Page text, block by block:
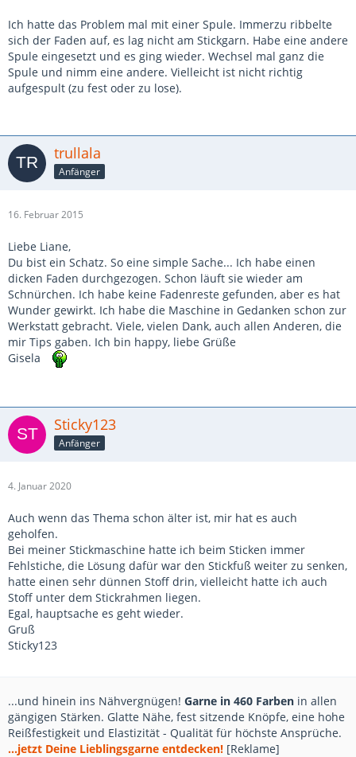
Ich hatte das Problem mal mit einer Spule. Immerzu ribbelte
sich der Faden auf, es lag nicht am Stickgarn. Habe eine andere
Spule eingesetzt und es ging wieder. Wechsel mal ganz die
Spule und nimm eine andere. Vielleicht ist nicht richtig
aufgespult (zu fest oder zu lose).
trullala
Anfänger
16. Februar 2015
Liebe Liane,
Du bist ein Schatz. So eine simple Sache... Ich habe einen
dicken Faden durchgezogen. Schon läuft sie wieder am
Schnürchen. Ich habe keine Fadenreste gefunden, aber es hat
Wunder gewirkt. Ich habe die Maschine in Gedanken schon zur
Werkstatt gebracht. Viele, vielen Dank, auch allen Anderen, die
mir Tips gaben. Ich bin happy, liebe Grüße
Gisela
Sticky123
Anfänger
4. Januar 2020
Auch wenn das Thema schon älter ist, mir hat es auch
geholfen.
Bei meiner Stickmaschine hatte ich beim Sticken immer
Fehlstiche, die Lösung dafür war den Stickfuß weiter zu senken,
hatte einen sehr dünnen Stoff drin, vielleicht hatte ich auch
Stoff unter dem Stickrahmen liegen.
Egal, hauptsache es geht wieder.
Gruß
Sticky123
...und hinein ins Nähvergnügen! Garne in 460 Farben in allen
gängigen Stärken. Glatte Nähe, fest sitzende Knöpfe, eine hohe
Reißfestigkeit und Elastizität - Qualität für höchste Ansprüche.
...jetzt Deine Lieblingsgarne entdecken! [Reklame]